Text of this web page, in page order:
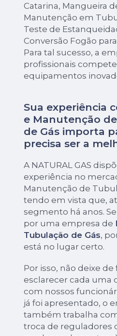
Catarina, Mangueira
Manutenção em
Teste de
Conversão Fogão
Para tal sucesso, a
profissionais
equipamentos
Sua experiência
e Manutenção
de Gás importa
precisa ser a
A NATURAL GAS
experiência no
Manutenção de
tendo em vista que,
segmento há anos.
por uma empresa de
Tubulação de Gás,
está no lugar certo.
Por isso, não deixe
esclarecer cada uma
com nossos
já foi apresentado, o
também trabalha
troca de reguladores